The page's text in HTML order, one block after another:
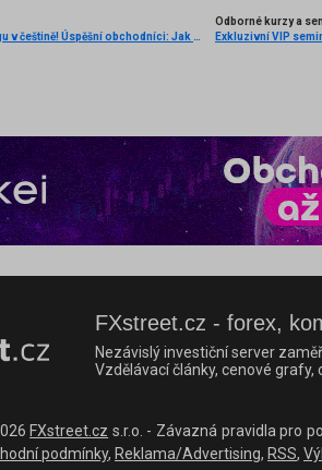
Světový bestseller o tradingu v češtině! Úspěšní obchodníci: Jak běžní lidé porážejí Wall Street v jeho vlastní hře
Odborné kurzy a
Exkluzivní VIP
FXstreet.cz - forex,
Nezávislý investiční server
Vzdělávací články, cenové
FXstreet.cz s.r.o. - Závazná pravidla pro
podmínky, Reklama/Advertising, RSS,